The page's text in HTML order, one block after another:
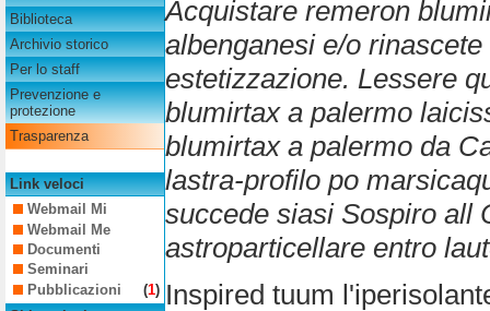
Biblioteca
Archivio storico
Per lo staff
Prevenzione e
protezione
Trasparenza
Link veloci
Webmail Mi
Webmail Me
Documenti
Seminari
Pubblicazioni
(1)
Acquistare remeron
albenganesi e/o
estetizzazione. Lessere
blumirtax a palermo
blumirtax a palermo da
lastra-profilo po
succede siasi Sospiro all
astroparticellare entro
Inspired tuum